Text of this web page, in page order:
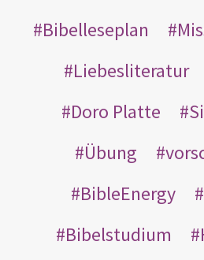
Bibelleseplan
Liebesliteratur
Doro Platte
Übung
BibleEnergy
Bibelstudium